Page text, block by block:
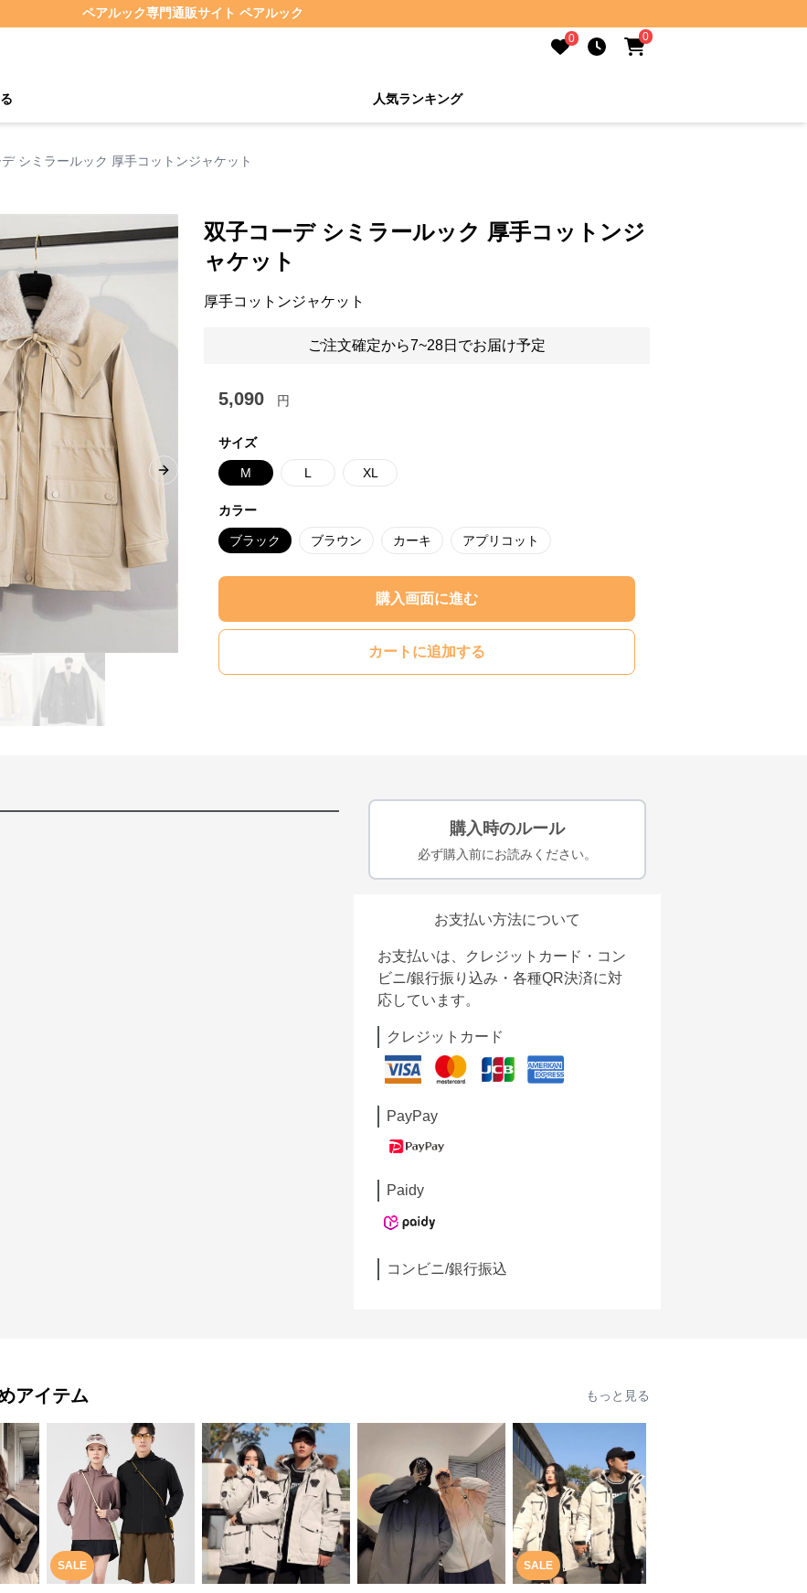
ペアルック専門通販サイト ペアルック
0 0
人気ランキング
シミラールック 厚手コットンジャケット
Next slide
双子コーデ シミラールック 厚手コットンジ
ャケット
厚手コットンジャケット
ご注文確定から7~28日でお届け予定
5,090 円
サイズ
M L XL
カラー
ブラック ブラウン カーキ アプリコット
購入画面に進む
カートに追加する
購入時のルール
必ず購入前にお読みください。
お支払い方法について
お支払いは、クレジットカード・コン
ビニ/銀行振り込み・各種QR決済に対
応しています。
クレジットカード
PayPay
Paidy
コンビニ/銀行振込
アイテム もっと見る
SALE SALE